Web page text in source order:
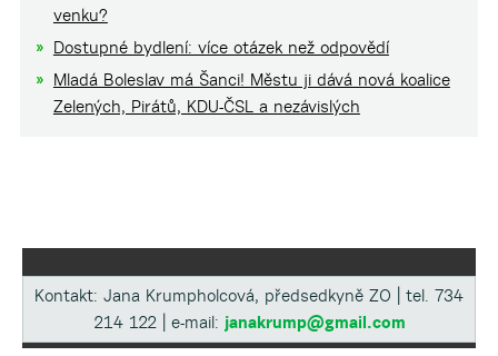
venku?
Dostupné bydlení: více otázek než odpovědí
Mladá Boleslav má Šanci! Městu ji dává nová koalice
Zelených, Pirátů, KDU-ČSL a nezávislých
Kontakt: Jana Krumpholcová, předsedkyně ZO | tel. 734
214 122 | e-mail: janakrump@gmail.com